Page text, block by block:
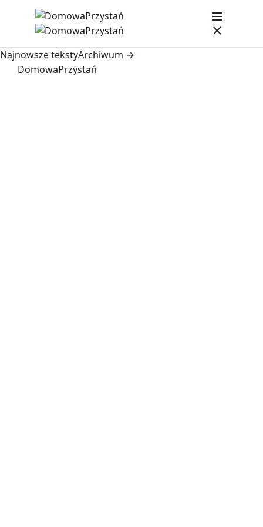
Najnowsze tekstyArchiwum →
DomowaPrzystań